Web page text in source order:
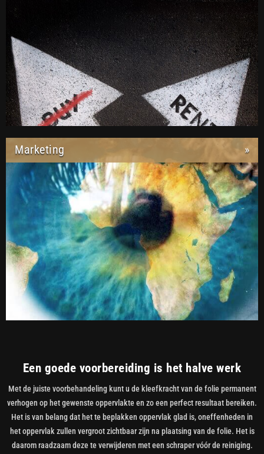
Marketing »
Een goede voorbereiding is het halve werk
Met de juiste voorbehandeling kunt u de kleefkracht van de folie permanent
verhogen op het gewenste oppervlakte en zo een perfect resultaat bereiken.
Het is van belang dat het te beplakken oppervlak glad is, oneffenheden in
het oppervlak zullen vergroot zichtbaar zijn na plaatsing van de folie. Het is
daarom raadzaam deze te verwijderen met een schraper vóór de reiniging.